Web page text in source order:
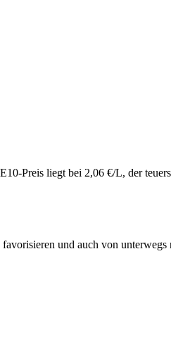
Preis liegt bei 2,06 €/L, der
und auch von unterwegs